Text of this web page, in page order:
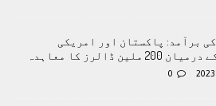
کی برآمد: پاکستان اور امریکی
ڈالرز کا معاہدہ
0